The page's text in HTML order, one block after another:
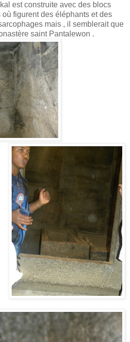
est construite avec des blocs
figurent des éléphants et des
mais , il semblerait que
saint Pantalewon .